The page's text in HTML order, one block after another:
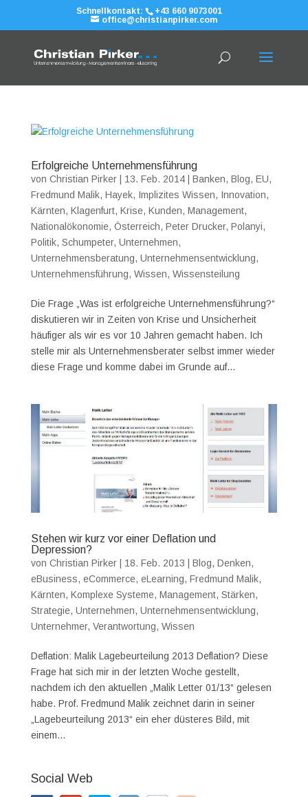
Schnellkontakt:
+43 660 9073001
office@christianpirker.com
Erfolgreiche Unternehmensführung
von Christian Pirker| 13. Feb. 2014| Banken, Blog, EU,
Fredmund Malik, Hayek, Implizites Wissen, Innovation,
Kärnten, Klagenfurt, Krise, Kunden, Management,
Nationalökonomie, Österreich, Peter Drucker, Polanyi,
Politik, Schumpeter, Unternehmen,
Unternehmensberatung, Unternehmensentwicklung,
Unternehmensführung, Wissen, Wissensteilung
Die Frage „Was ist erfolgreiche Unternehmensführung?“
diskutieren wir in Zeiten von Krise und Unsicherheit
häufiger als wir es vor 10 Jahren gemacht haben. Ich
stelle mir als Unternehmensberater selbst immer wieder
diese Frage und komme dabei im Grunde auf...
Stehen wir kurz vor einer Deflation und
Depression?
von Christian Pirker| 18. Feb. 2013 Blog, Denken,
eBusiness, eCommerce, eLearning, Fredmund Malik,
Kärnten, Komplexe Systeme, Management, Stärken,
Strategie, Unternehmen, Unternehmensentwicklung,
Unternehmer, Verantwortung, Wissen
Deflation: Malik Lagebeurteilung 2013 Deflation? Diese
Frage hat sich mir in der letzten Woche gestellt,
nachdem ich den aktuellen „Malik Letter 01/13“ gelesen
habe. Prof. Fredmund Malik zeichnet darin in seiner
„Lagebeurteilung 2013“ ein eher düsteres Bild, mit
einem...
Social Web